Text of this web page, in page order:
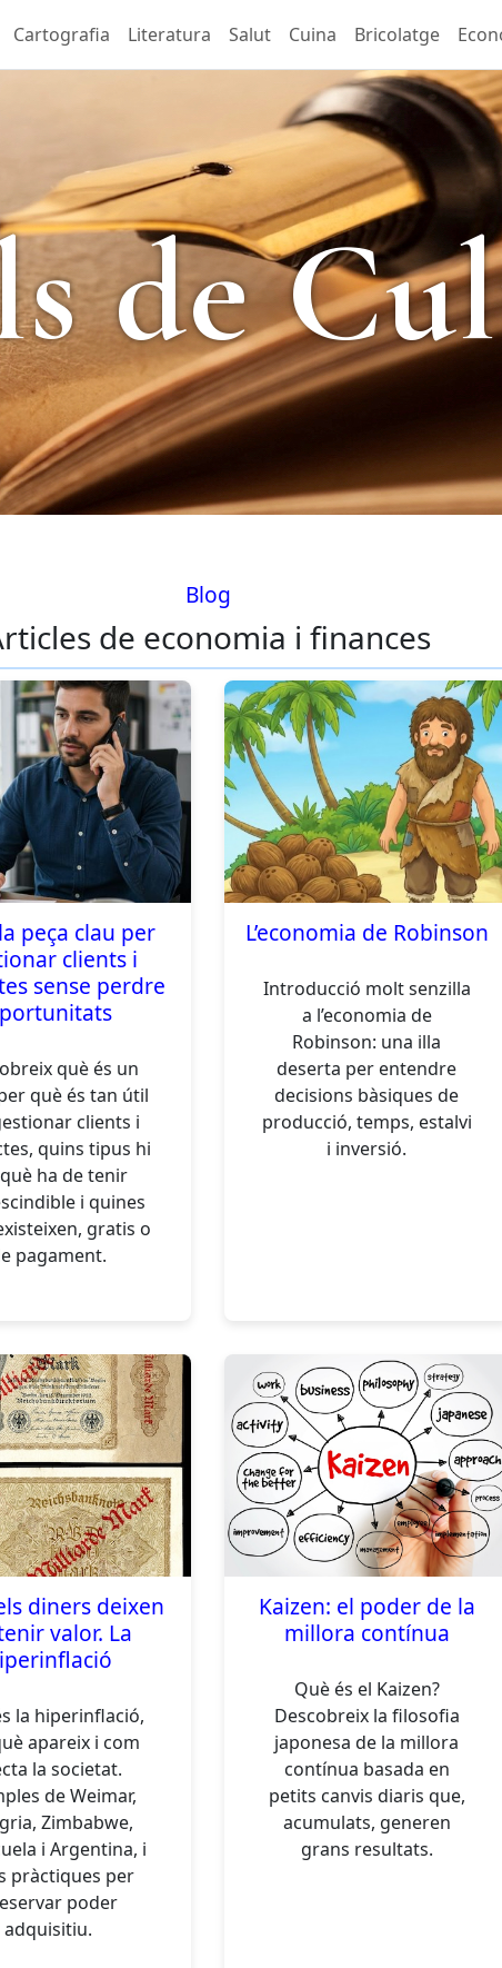
Cartografia Literatura Salut Cuina Bricolatge
de
Blog
de economia i finances
peça clau per
clients i
sense perdre
què és un
què és tan útil
clients i
quins tipus hi
ha de tenir
i quines
gratis o
pagament.
L’economia de Robinson
Introducció molt senzilla
a l’economia de
Robinson: una illa
deserta per entendre
decisions bàsiques de
producció, temps, estalvi
i inversió.
diners deixen
valor. La
la hiperinflació,
apareix i com
la societat.
de Weimar,
Zimbabwe,
i Argentina, i
pràctiques per
poder
adquisitiu.
Kaizen: el poder de la
millora contínua
Què és el Kaizen?
Descobreix la filosofia
japonesa de la millora
contínua basada en
petits canvis diaris que,
acumulats, generen
grans resultats.